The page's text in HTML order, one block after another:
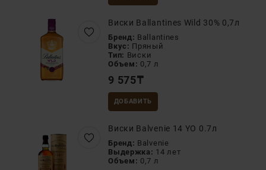
Виски Ballantines Wild 30% 0,7л
Бренд: Ballantines
Вкус: Пряный
Тип: Виски
Объем: 0,7 л
9 575₸
ДОБАВИТЬ
Виски Balvenie 14 YO 0.7л
Бренд: Balvenie
Выдержка: 14 лет
Объем: 0,7 л